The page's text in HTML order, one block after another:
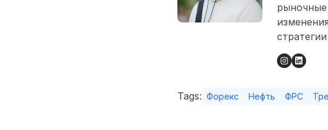
Tags: Форекс Нефть ФРС